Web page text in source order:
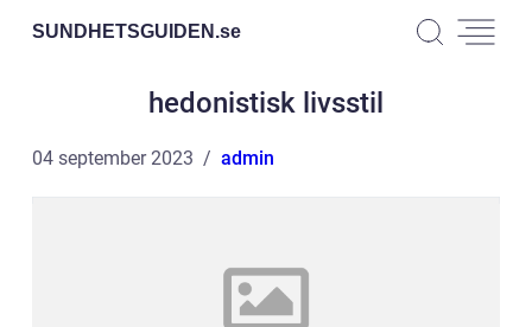
SUNDHETSGUIDEN.se
hedonistisk livsstil
04 september 2023 admin